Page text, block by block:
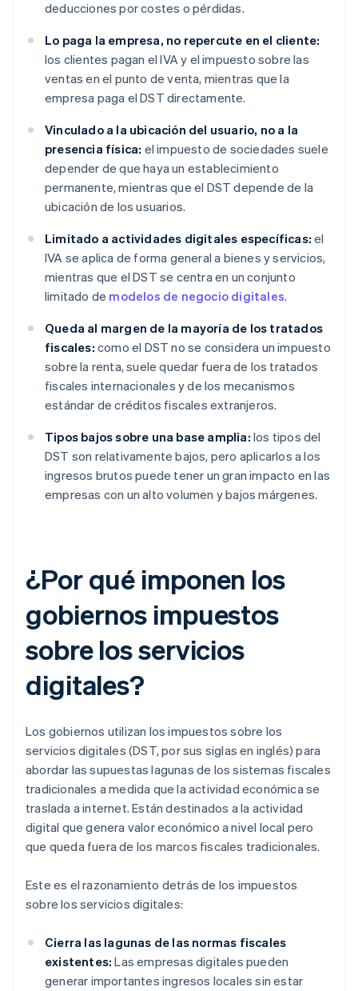
deducciones por costes o pérdidas.
Lo paga la empresa, no repercute en el cliente:
los clientes pagan el IVA y el impuesto sobre las
ventas en el punto de venta, mientras que la
empresa paga el DST directamente.
Vinculado a la ubicación del usuario, no a la
presencia física: el impuesto de sociedades suele
depender de que haya un establecimiento
permanente, mientras que el DST depende de la
ubicación de los usuarios.
Limitado a actividades digitales específicas: el
IVA se aplica de forma general a bienes y servicios,
mientras que el DST se centra en un conjunto
limitado de modelos de negocio digitales.
Queda al margen de la mayoría de los tratados
fiscales: como el DST no se considera un impuesto
sobre la renta, suele quedar fuera de los tratados
fiscales internacionales y de los mecanismos
estándar de créditos fiscales extranjeros.
Tipos bajos sobre una base amplia: los tipos del
DST son relativamente bajos, pero aplicarlos a los
ingresos brutos puede tener un gran impacto en las
empresas con un alto volumen y bajos márgenes.
¿Por qué imponen los
gobiernos impuestos
sobre los servicios
digitales?
Los gobiernos utilizan los impuestos sobre los
servicios digitales (DST, por sus siglas en inglés) para
abordar las supuestas lagunas de los sistemas fiscales
tradicionales a medida que la actividad económica se
traslada a internet. Están destinados a la actividad
digital que genera valor económico a nivel local pero
que queda fuera de los marcos fiscales tradicionales.
Este es el razonamiento detrás de los impuestos
sobre los servicios digitales:
Cierra las lagunas de las normas fiscales
existentes: Las empresas digitales pueden
generar importantes ingresos locales sin estar